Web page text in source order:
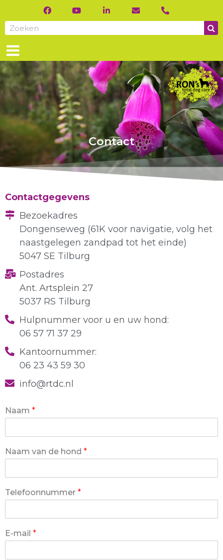
Contact
Contactgegevens
Bezoekadres
Dongenseweg (61K voor navigatie, volg het
naastgelegen zandpad tot het einde)
5047 SE Tilburg
Postadres
Ant. Artsplein 27
5037 RS Tilburg
Hulpnummer voor u en uw hond:
06 57 71 37 29
Kantoornummer:
06 23 43 59 30
info@rtdc.nl
Naam *
Naam van de hond *
Telefoonnummer *
E-mail *